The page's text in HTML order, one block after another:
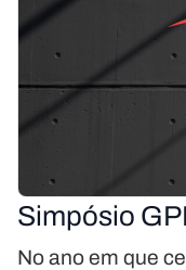
Simpósio
No ano em que